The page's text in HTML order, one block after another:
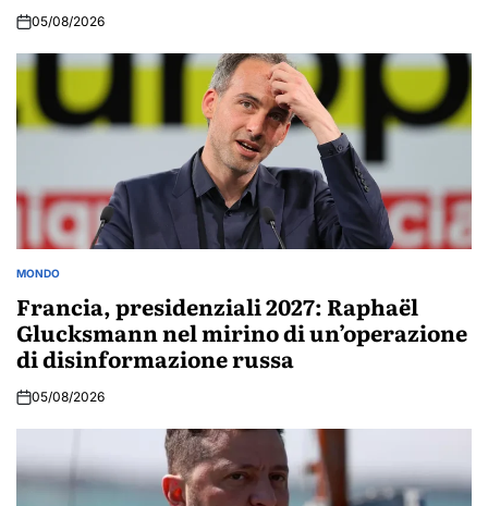
05/08/2026
POSTED
MONDO
Francia, presidenziali 2027: Raphaël
Glucksmann nel mirino di un’operazione
di disinformazione russa
05/08/2026